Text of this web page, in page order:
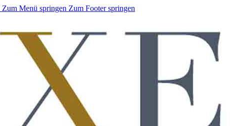
Zum Menü springen Zum Footer springen